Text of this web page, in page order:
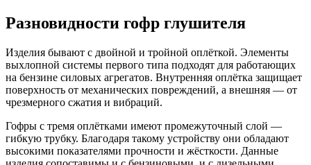
Разновидности гофр глушителя
Изделия бывают с двойной и тройной оплёткой. Элементы
выхлопной системы первого типа подходят для работающих
на бензине силовых агрегатов. Внутренняя оплётка защищает
поверхность от механических повреждений, а внешняя — от
чрезмерного сжатия и вибраций.
Гофры с тремя оплётками имеют промежуточный слой —
гибкую трубку. Благодаря такому устройству они обладают
высокими показателями прочности и жёсткости. Данные